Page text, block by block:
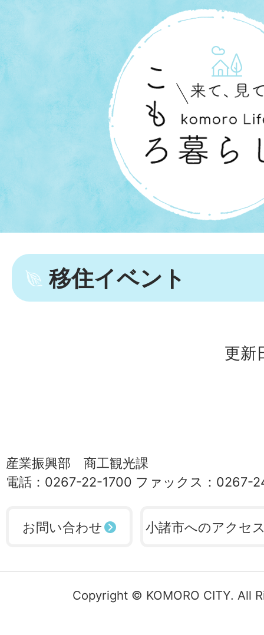
移住イベント
更新
産業振興部 商工観光課
電話：0267-22-1700 ファックス：0267-
お問い合わせ 小諸市へのアクセ
Copyright © KOMORO CITY. All